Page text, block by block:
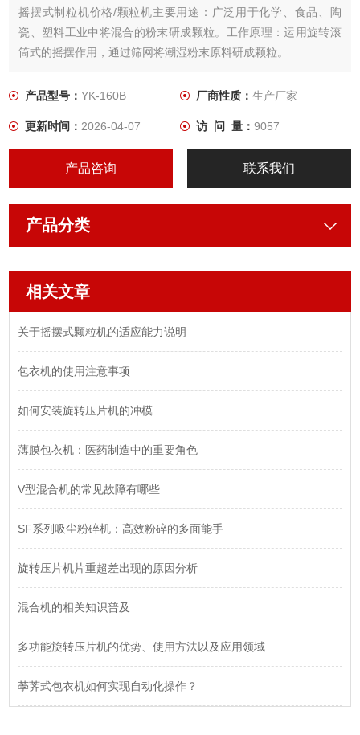
摇摆式制粒机价格/颗粒机主要用途：广泛用于化学、食品、陶
瓷、塑料工业中将混合的粉末研成颗粒。工作原理：运用旋转滚
筒式的摇摆作用，通过筛网将潮湿粉末原料研成颗粒。
产品型号：YK-160B 厂商性质： 生产厂家
更新时间：2026-04-07 访 问 量： 9057
产品咨询 联系我们
产品分类
相关文章
关于摇摆式颗粒机的适应能力说明
包衣机的使用注意事项
如何安装旋转压片机的冲模
薄膜包衣机：医药制造中的重要角色
V型混合机的常见故障有哪些
SF系列吸尘粉碎机：高效粉碎的多面能手
旋转压片机片重超差出现的原因分析
混合机的相关知识普及
多功能旋转压片机的优势、使用方法以及应用领域
荸荠式包衣机如何实现自动化操作？